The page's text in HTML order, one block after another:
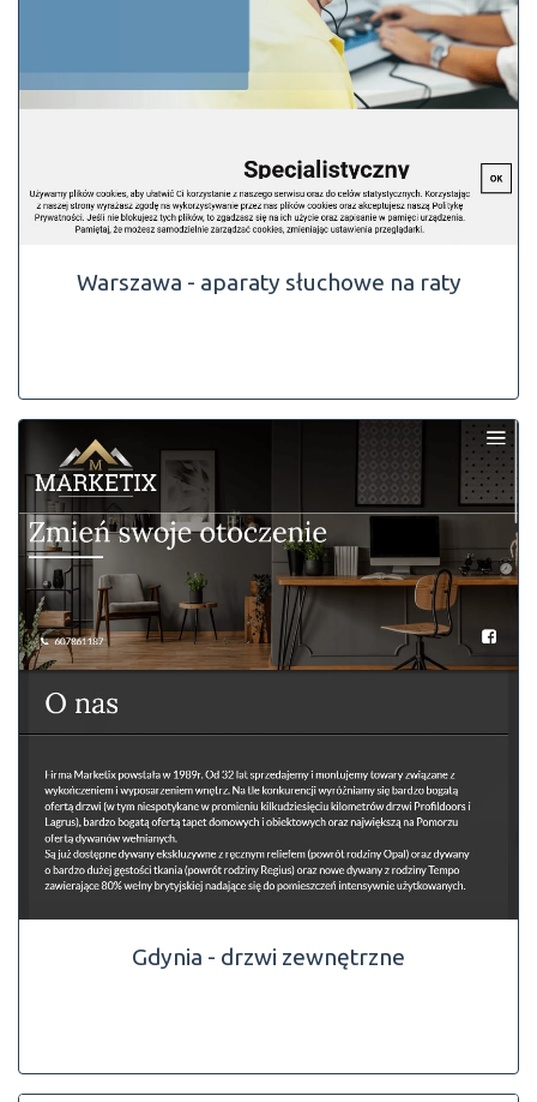
Warszawa - aparaty słuchowe na raty
Gdynia - drzwi zewnętrzne